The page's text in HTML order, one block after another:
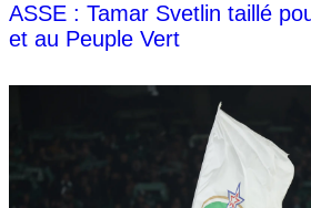
ASSE : Tamar Svetlin taillé
et au Peuple Vert